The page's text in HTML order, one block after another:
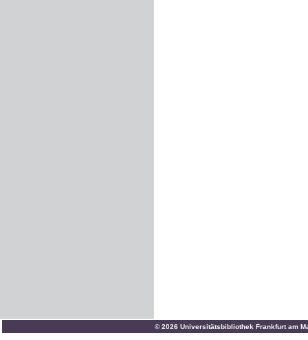
© 2026 Universitätsbibliothek Frankfurt am